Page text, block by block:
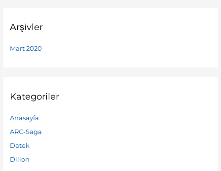
Arşivler
Mart 2020
Kategoriler
Anasayfa
ARC-Saga
Datek
Dillon